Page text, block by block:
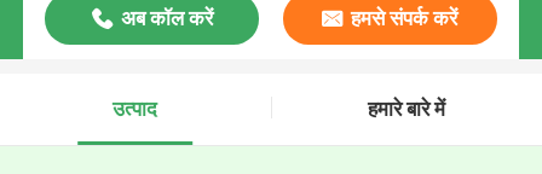
अब कॉल करें हमसे संपर्क करें
उत्पाद हमारे बारे में